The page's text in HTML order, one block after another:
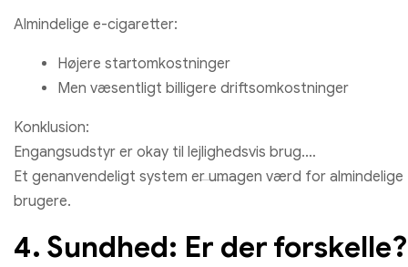
Almindelige e-cigaretter:
Højere startomkostninger
Men væsentligt billigere driftsomkostninger
Konklusion:
Engangsudstyr er okay til lejlighedsvis brug.
Et genanvendeligt system er umagen værd for almindelige
brugere.
4. Sundhed: Er der